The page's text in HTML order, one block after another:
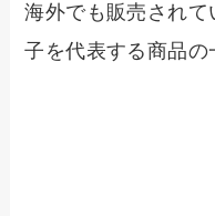
海外でも販売され
子を代表する商品の